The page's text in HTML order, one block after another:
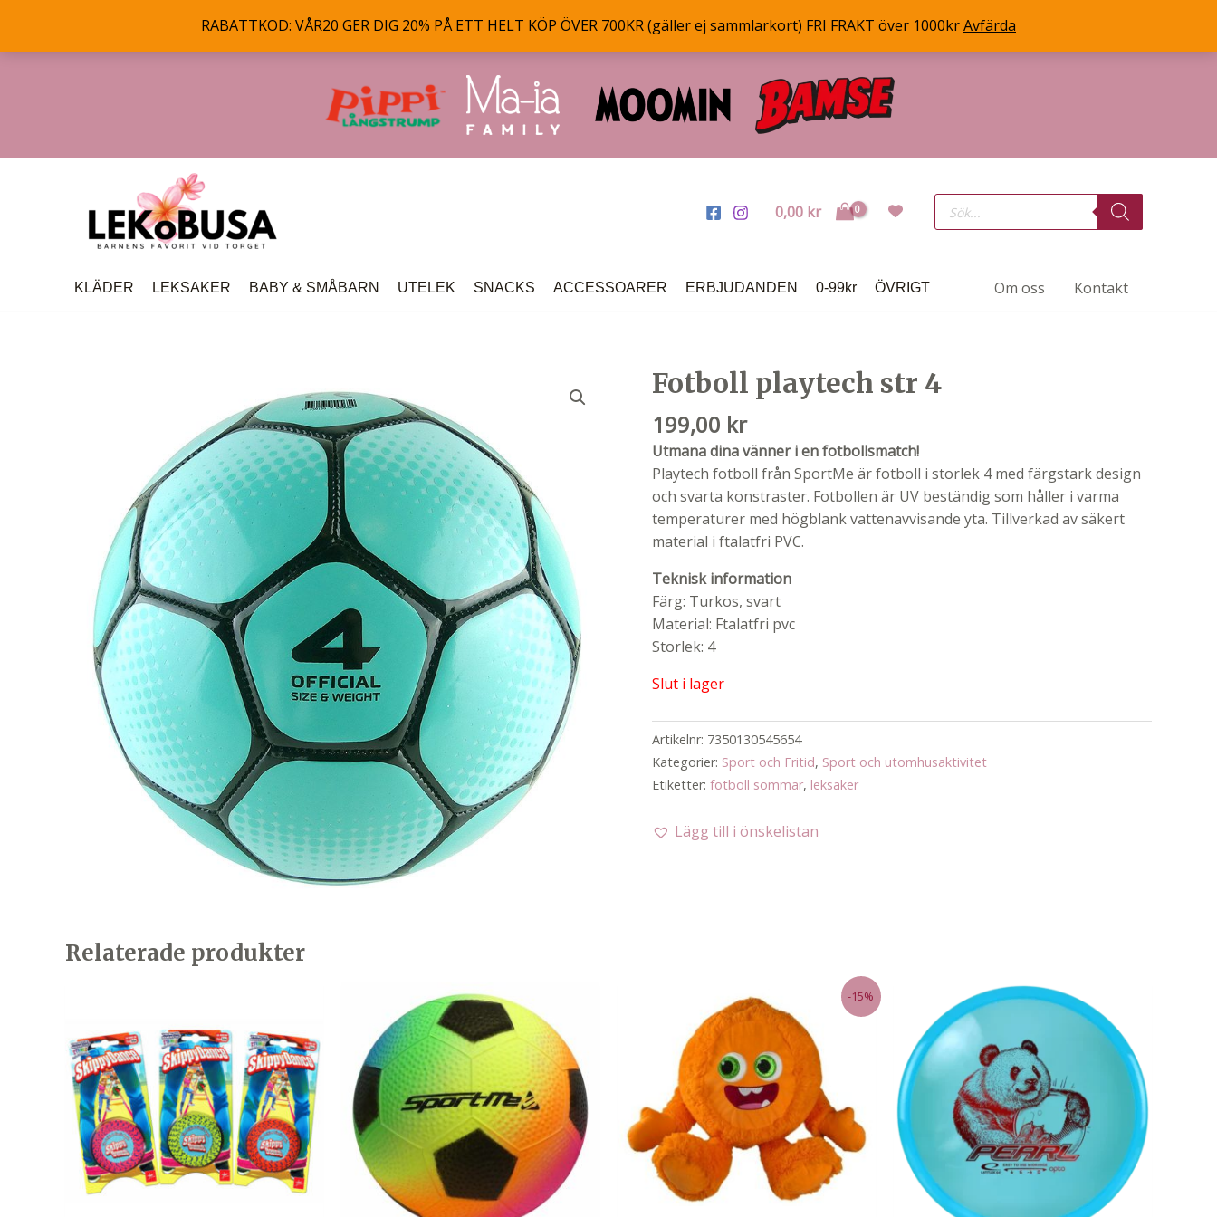
RABATTKOD: VÅR20 GER DIG 20% PÅ ETT HELT KÖP ÖVER 700KR (gäller ej sammlarkort) FRI FRAKT över 1000krAvfärda
0,00 kr
Products
search
KLÄDER LEKSAKER BABY & SMÅBARN UTELEK SNACKS ACCESSOARER ERBJUDANDEN 0-99kr ÖVRIGT Om oss Kontakt
Fotboll playtech str 4
199,00 kr
Utmana dina vänner i en fotbollsmatch!
Playtech fotboll från SportMe är fotboll i storlek 4 med färgstark design
och svarta konstraster. Fotbollen är UV beständig som håller i varma
temperaturer med högblank vattenavvisande yta. Tillverkad av säkert
material i ftalatfri PVC.
Teknisk information
Färg: Turkos, svart
Material: Ftalatfri pvc
Storlek: 4
Slut i lager
Artikelnr: 7350130545654
Kategorier: Sport och Fritid, Sport och utomhusaktivitet
Etiketter: fotboll sommar, leksaker
Lägg till i önskelistan
Relaterade produkter
-15%